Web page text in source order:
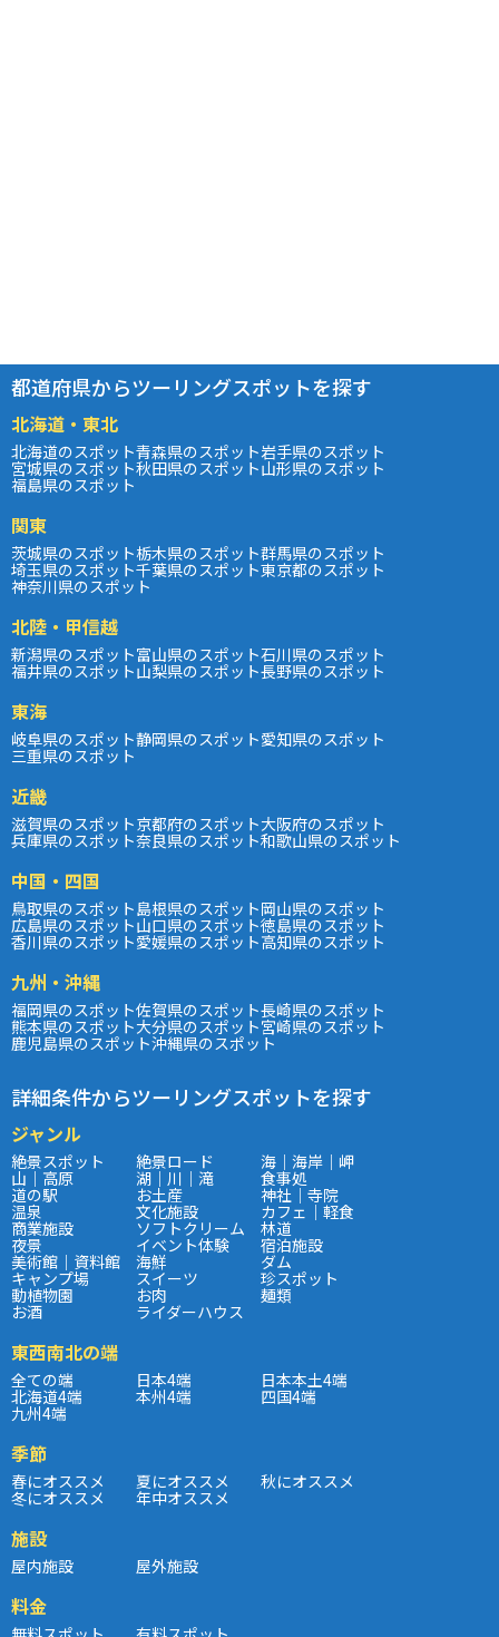
都道府県からツーリングスポットを探す
北海道・東北
北海道のスポット青森県のスポット岩手県のスポット
宮城県のスポット秋田県のスポット山形県のスポット
福島県のスポット
関東
茨城県のスポット栃木県のスポット群馬県のスポット
埼玉県のスポット千葉県のスポット東京都のスポット
神奈川県のスポット
北陸・甲信越
新潟県のスポット富山県のスポット石川県のスポット
福井県のスポット山梨県のスポット長野県のスポット
東海
岐阜県のスポット静岡県のスポット愛知県のスポット
三重県のスポット
近畿
滋賀県のスポット京都府のスポット大阪府のスポット
兵庫県のスポット奈良県のスポット和歌山県のスポット
中国・四国
鳥取県のスポット島根県のスポット岡山県のスポット
広島県のスポット山口県のスポット徳島県のスポット
香川県のスポット愛媛県のスポット高知県のスポット
九州・沖縄
福岡県のスポット佐賀県のスポット長崎県のスポット
熊本県のスポット大分県のスポット宮崎県のスポット
鹿児島県のスポット沖縄県のスポット
詳細条件からツーリングスポットを探す
ジャンル
絶景スポット 絶景ロード 海｜海岸｜岬
山｜高原 湖｜川｜滝 食事処
道の駅 お土産 神社｜寺院
温泉 文化施設 カフェ｜軽食
商業施設 ソフトクリーム 林道
夜景 イベント体験 宿泊施設
美術館｜資料館 海鮮 ダム
キャンプ場 スイーツ 珍スポット
動植物園 お肉 麺類
お酒 ライダーハウス
東西南北の端
全ての端 日本4端 日本本土4端
北海道4端 本州4端 四国4端
九州4端
季節
春にオススメ 夏にオススメ 秋にオススメ
冬にオススメ 年中オススメ
施設
屋内施設 屋外施設
料金